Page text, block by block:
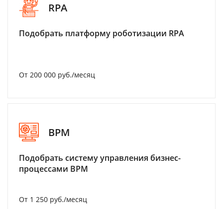
RPA
Подобрать платформу роботизации RPA
От 200 000 руб./месяц
BPM
Подобрать систему управления бизнес-
процессами BPM
От 1 250 руб./месяц